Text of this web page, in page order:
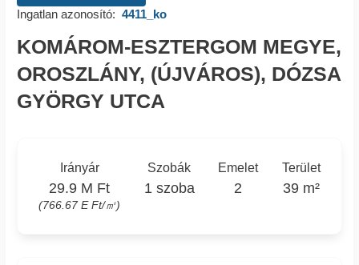
Ingatlan azonosító: 4411_ko
KOMÁROM-ESZTERGOM MEGYE,
OROSZLÁNY, (ÚJVÁROS), DÓZSA
GYÖRGY UTCA
Irányár
29.9 M Ft
(766.67 E Ft/㎡)
Szobák
1 szoba
Emelet
2
Terület
39 m²